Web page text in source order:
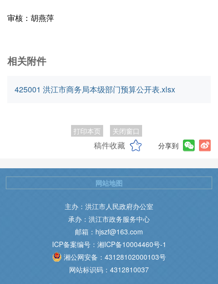
审核：胡燕萍
相关附件
425001 洪江市商务局本级部门预算公开表.xlsx
打印本页 关闭窗口
稿件收藏 分享到
主办：洪江市人民政府办公室
承办：洪江市政务服务中心
邮箱：hjszf@163.com
ICP备案编号：湘ICP备10004460号-1
湘公网安备：43128102000103号
网站标识码：4312810037
网站地图